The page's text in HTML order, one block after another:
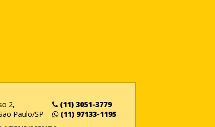
2,
Paulo/SP
(11) 3051-3779
(11) 97133-1195